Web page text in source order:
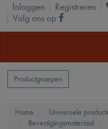
Inloggen Registreren
Volg ons op
Facebook
Productgroepen
Home
Universele
Bevestigingsmateriaal